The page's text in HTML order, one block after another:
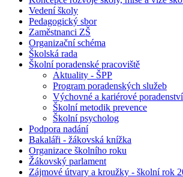
Vedení školy
Pedagogický sbor
Zaměstnanci ZŠ
Organizační schéma
Školská rada
Školní poradenské pracoviště
Aktuality - ŠPP
Program poradenských služeb
Výchovné a kariérové poradenství
Školní metodik prevence
Školní psycholog
Podpora nadání
Bakaláři - žákovská knížka
Organizace školního roku
Žákovský parlament
Zájmové útvary a kroužky - školní rok